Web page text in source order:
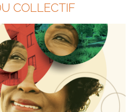
COLLECTIF